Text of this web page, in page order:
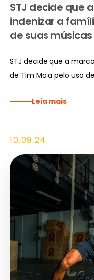
STJ decide que
indenizar a
de suas
STJ decide que a
de Tim Maia pelo uso
Leia mais
10.09.24